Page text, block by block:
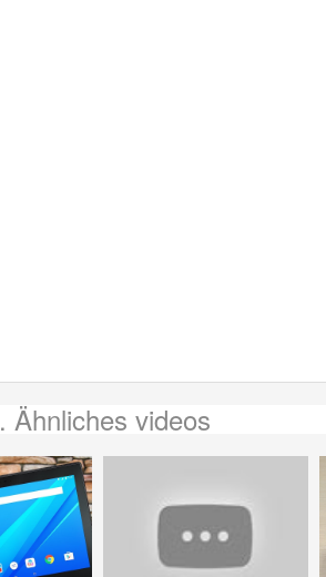
. Ähnliches videos